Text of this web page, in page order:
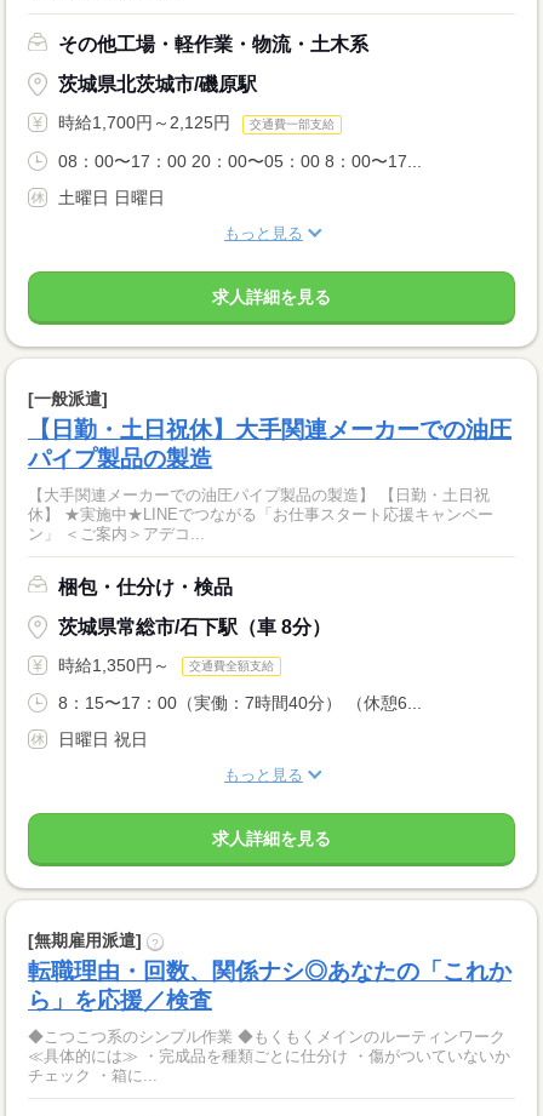
その他工場・軽作業・物流・土木系
茨城県北茨城市/磯原駅
時給1,700円～2,125円 交通費一部支給
08：00〜17：00 20：00〜05：00 8：00〜17...
土曜日 日曜日
もっと見る
求人詳細を見る
[一般派遣]
【日勤・土日祝休】大手関連メーカーでの油圧
パイプ製品の製造
【大手関連メーカーでの油圧パイプ製品の製造】 【日勤・土日祝
休】 ★実施中★LINEでつながる「お仕事スタート応援キャンペー
ン」 ＜ご案内＞アデコ...
梱包・仕分け・検品
茨城県常総市/石下駅（車 8分）
時給1,350円～ 交通費全額支給
8：15〜17：00（実働：7時間40分） （休憩6...
日曜日 祝日
もっと見る
求人詳細を見る
[無期雇用派遣] ?
転職理由・回数、関係ナシ◎あなたの「これか
ら」を応援／検査
◆こつこつ系のシンプル作業 ◆もくもくメインのルーティンワーク
≪具体的には≫ ・完成品を種類ごとに仕分け ・傷がついていないか
チェック ・箱に...